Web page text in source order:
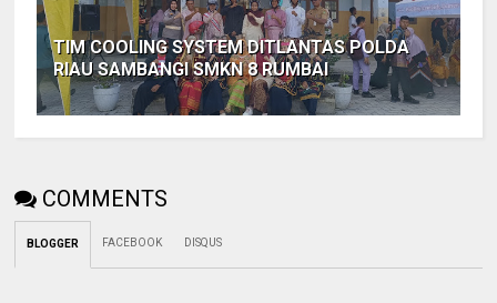
TIM COOLING SYSTEM DITLANTAS POLDA
RIAU SAMBANGI SMKN 8 RUMBAI
COMMENTS
BLOGGER FACEBOOK DISQUS